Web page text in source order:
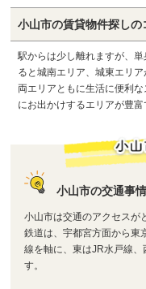
小山市の賃貸物件探しの
駅からは少し離れますが、
ると城南エリア、城東エリア
両エリアともに生活に便利
にお出かけするエリアが豊富
小山市の交通事
小山市は交通のアクセスが
鉄道は、宇都宮方面から東
線を軸に、東はJR水戸線
す。